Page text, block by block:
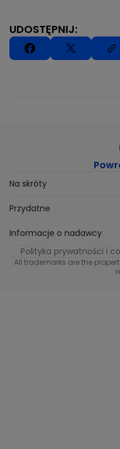
UDOSTĘPNIJ:
Na skróty
Etyka
Supplier Diversity
Polityka podatkowa
Przydatne
Biuro Prasowe
Biuro Reklamy
Informacje o nadawcy
Informacje o nadawcy
Polityka prywatności i
All trademarks are the